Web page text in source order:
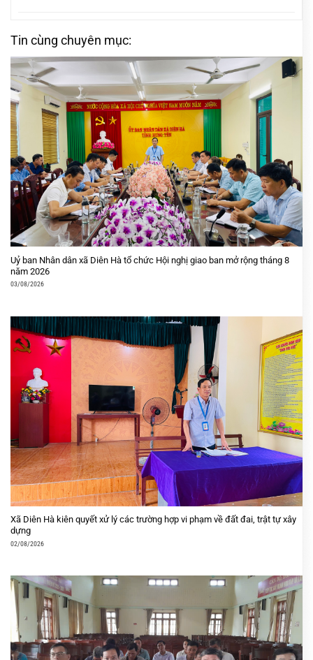
Tin cùng chuyên mục:
Uỷ ban Nhân dân xã Diên Hà tổ chức Hội nghị giao ban mở rộng tháng 8
năm 2026
03/08/2026
Xã Diên Hà kiên quyết xử lý các trường hợp vi phạm về đất đai, trật tự xây
dựng
02/08/2026